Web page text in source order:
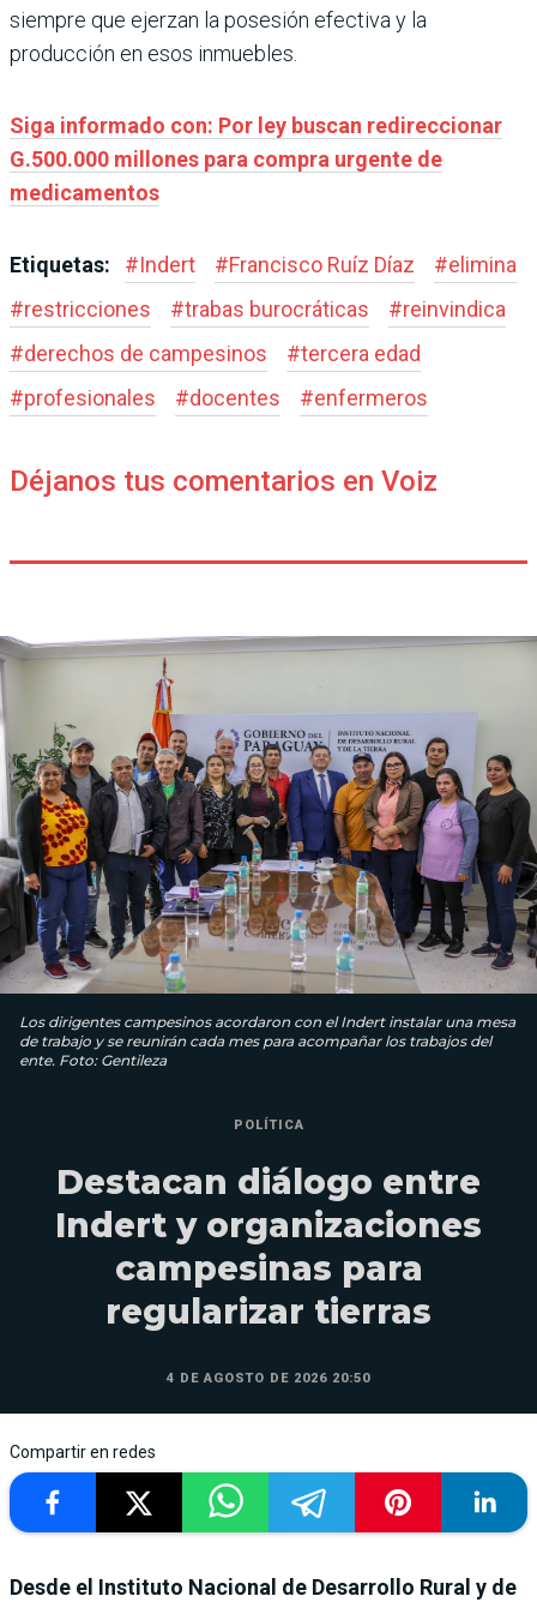
siempre que ejerzan la posesión efectiva y la
producción en esos inmuebles.
Siga informado con: Por ley buscan redireccionar
G.500.000 millones para compra urgente de
medicamentos
Etiquetas: #Indert #Francisco Ruíz Díaz #elimina
#restricciones #trabas burocráticas #reinvindica
#derechos de campesinos #tercera edad
#profesionales #docentes #enfermeros
Déjanos tus comentarios en Voiz
Los dirigentes campesinos acordaron con el Indert instalar una mesa
de trabajo y se reunirán cada mes para acompañar los trabajos del
ente. Foto: Gentileza
POLÍTICA
Destacan diálogo entre
Indert y organizaciones
campesinas para
regularizar tierras
4 DE AGOSTO DE 2026 20:50
Compartir en redes
Desde el Instituto Nacional de Desarrollo Rural y de